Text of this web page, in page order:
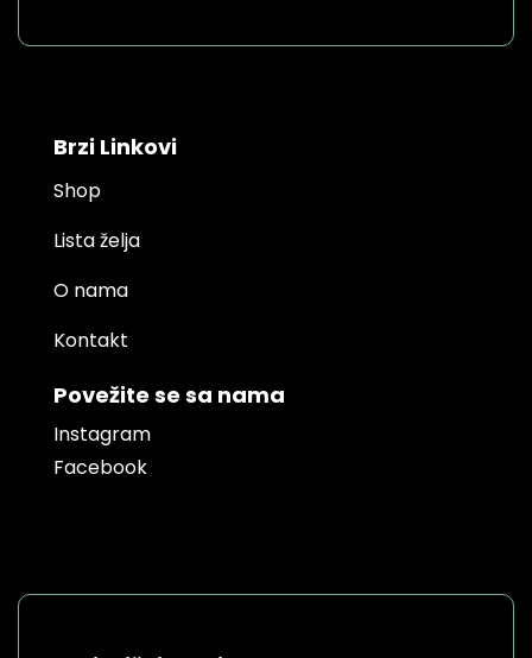
Brzi Linkovi
Shop
Lista želja
O nama
Kontakt
Povežite se sa nama
Instagram
Facebook